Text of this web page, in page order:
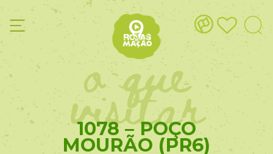
o que
visitar
1078 – POÇO
MOURÃO (PR6)